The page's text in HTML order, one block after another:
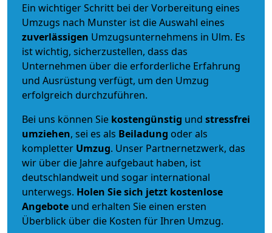
Ein wichtiger Schritt bei der Vorbereitung eines
Umzugs nach Munster ist die Auswahl eines
zuverlässigen Umzugsunternehmens in Ulm. Es
ist wichtig, sicherzustellen, dass das
Unternehmen über die erforderliche Erfahrung
und Ausrüstung verfügt, um den Umzug
erfolgreich durchzuführen.
Bei uns können Sie kostengünstig und stressfrei
umziehen, sei es als Beiladung oder als
kompletter Umzug. Unser Partnernetzwerk, das
wir über die Jahre aufgebaut haben, ist
deutschlandweit und sogar international
unterwegs. Holen Sie sich jetzt kostenlose
Angebote und erhalten Sie einen ersten
Überblick über die Kosten für Ihren Umzug.